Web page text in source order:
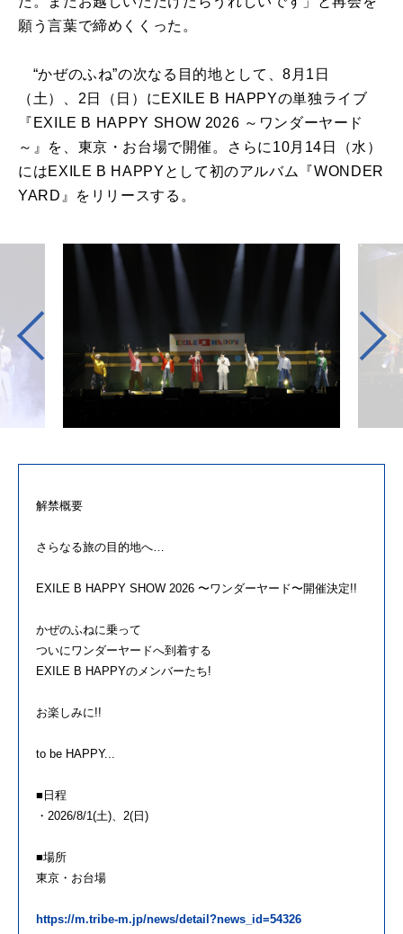
願う言葉で締めくくった。
“かぜのふね”の次なる目的地として、8月1日
（土）、2日（日）にEXILE B HAPPYの単独ライブ
『EXILE B HAPPY SHOW 2026 ～ワンダーヤード
～』を、東京・お台場で開催。さらに10月14日（水）
にはEXILE B HAPPYとして初のアルバム『WONDER
YARD』をリリースする。
解禁概要
さらなる旅の目的地へ…
EXILE B HAPPY SHOW 2026 〜ワンダーヤード〜開催決定!!
かぜのふねに乗って
ついにワンダーヤードへ到着する
EXILE B HAPPYのメンバーたち!
お楽しみに!!
to be HAPPY...
■日程
・2026/8/1(土)、2(日)
■場所
東京・お台場
https://m.tribe-m.jp/news/detail?news_id=54326